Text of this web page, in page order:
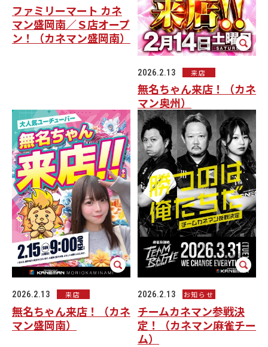
ファミリーマート カネ
マン盛岡南／Ｓ店オープ
ン！（カネマン盛岡南）
2026.2.13 来店
無名ちゃん来店！（カネ
マン奥州）
2026.2.13 来店
無名ちゃん来店！（カネ
マン盛岡南）
2026.2.13 お知らせ
チームカネマン参戦決
定！（カネマン麻雀チー
ム）